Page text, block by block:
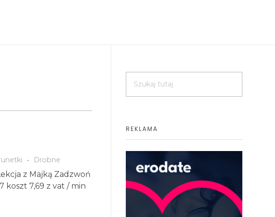
Drobne
z Majką Zadzwoń
koszt 7,69 z vat / min
REKLAMA